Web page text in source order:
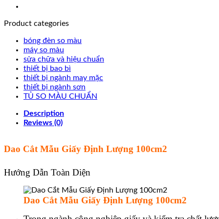
Product categories
bóng đèn so màu
máy so màu
sửa chữa và hiệu chuẩn
thiết bị bao bì
thiết bị ngành may mặc
thiết bị ngành sơn
TỦ SO MÀU CHUẨN
Description
Reviews (0)
Dao Cắt Mẫu Giấy Định Lượng 100cm2
Hướng Dẫn Toàn Diện
Dao Cắt Mẫu Giấy Định Lượng 100cm2